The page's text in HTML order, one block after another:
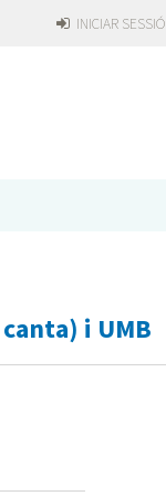
INICIAR SESSIÓ
i UMB